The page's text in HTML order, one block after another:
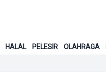
HALAL PELESIR OLAHRAGA